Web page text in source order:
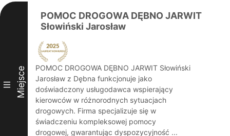
III Miejsce
POMOC DROGOWA DĘBNO JARWIT
Słowiński Jarosław
POMOC DROGOWA DĘBNO JARWIT Słowiński
Jarosław z Dębna funkcjonuje jako
doświadczony usługodawca wspierający
kierowców w różnorodnych sytuacjach
drogowych. Firma specjalizuje się w
świadczeniu kompleksowej pomocy
drogowej, gwarantując dyspozycyjność ...